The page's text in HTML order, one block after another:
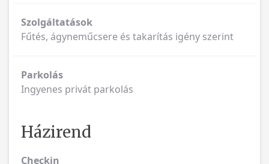
Szolgáltatások
Fűtés, ágyneműcsere és takarítás igény szerint
Parkolás
Ingyenes privát parkolás
Házirend
Checkin